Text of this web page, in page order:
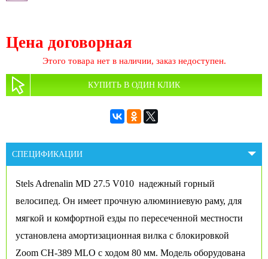
Цена договорная
Этого товара нет в наличии, заказ недоступен.
КУПИТЬ В ОДИН КЛИК
СПЕЦИФИКАЦИИ
Stels Adrenalin MD 27.5 V010 надежный горный
велосипед. Он имеет прочную алюминиевую раму, для
мягкой и комфортной езды по пересеченной местности
установлена амортизационная вилка с блокировкой
Zoom CH-389 MLO с ходом 80 мм. Модель оборудована